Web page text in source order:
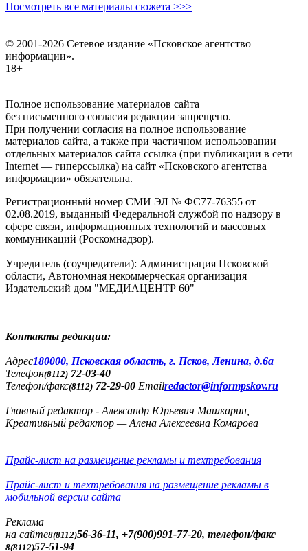
Посмотреть все материалы сюжета >>>
© 2001-2026 Сетевое издание «Псковское агентство
информации».
18+
Полное использование материалов сайта
без письменного согласия редакции запрещено.
При получении согласия на полное использование
материалов сайта, а также при частичном использовании
отдельных материалов сайта ссылка (при публикации в сети
Internet — гиперссылка) на сайт «Псковского агентства
информации» обязательна.
Регистрационный номер СМИ ЭЛ № ФС77-76355 от
02.08.2019, выданный Федеральной службой по надзору в
сфере связи, информационных технологий и массовых
коммуникаций (Роскомнадзор).
Учредитель (соучредители): Администрация Псковской
области, Автономная некоммерческая организация
Издательский дом "МЕДИАЦЕНТР 60"
Контакты редакции:
Адреc180000, Псковская область, г. Псков, Ленина, д.6а
Телефон(8112) 72-03-40
Телефон/факс(8112) 72-29-00 Emailredactor@informpskov.ru
Главный редактор - Александр Юрьевич Машкарин,
Креативный редактор — Алена Алексеевна Комарова
Прайс-лист на размещение рекламы и техтребования
Прайс-лист и техтребования на размещение рекламы в
мобильной версии сайта
Реклама
на сайте8(8112)56-36-11, +7(900)991-77-20, телефон/факс
8(8112)57-51-94